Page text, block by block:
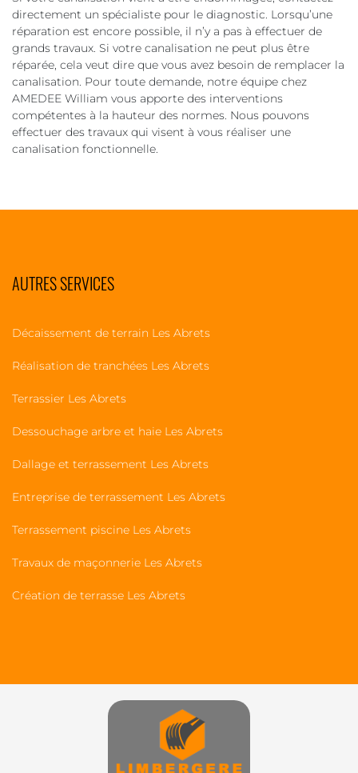
directement un spécialiste pour le diagnostic. Lorsqu’une
réparation est encore possible, il n’y a pas à effectuer de
grands travaux. Si votre canalisation ne peut plus être
réparée, cela veut dire que vous avez besoin de remplacer la
canalisation. Pour toute demande, notre équipe chez
AMEDEE William vous apporte des interventions
compétentes à la hauteur des normes. Nous pouvons
effectuer des travaux qui visent à vous réaliser une
canalisation fonctionnelle.
AUTRES SERVICES
Décaissement de terrain Les Abrets
Réalisation de tranchées Les Abrets
Terrassier Les Abrets
Dessouchage arbre et haie Les Abrets
Dallage et terrassement Les Abrets
Entreprise de terrassement Les Abrets
Terrassement piscine Les Abrets
Travaux de maçonnerie Les Abrets
Création de terrasse Les Abrets